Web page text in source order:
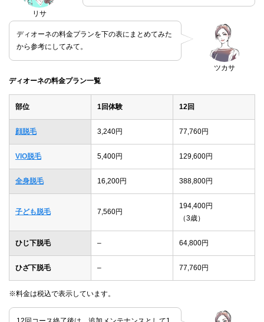
リサ
ツカサ
ディオーネの料金プランを下の表にまとめてみた
から参考にしてみて。
ディオーネの料金プラン一覧
部位 1回体験 12回
顔脱毛 3,240円 77,760円
VIO脱毛 5,400円 129,600円
全身脱毛 16,200円 388,800円
子ども脱毛 7,560円
194,400円
（3歳）
ひじ下脱毛 – 64,800円
ひざ下脱毛 – 77,760円
※料金は税込で表示しています。